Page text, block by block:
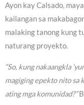
Ayon kay Calsado,
kailangan sa
malaking tanong kung
naturang proyekto.
“So, kung nakaangkla
magiging epekto nito sa
ating mga komunidad?”